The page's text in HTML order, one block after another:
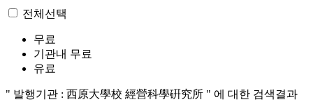
전체선택
무료
기관내 무료
유료
" 발행기관 : 西原大學校 經營科學硏究所 " 에 대한 검색결과